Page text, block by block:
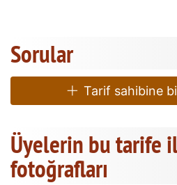
Sorular
Tarif sahibine
Üyelerin bu tarife
fotoğrafları